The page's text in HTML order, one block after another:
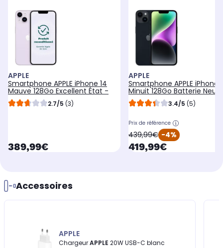
APPLE
Smartphone APPLE iPhone 14
Mauve 128Go Excellent État -
2.7/5 (3)
currentPrice
389,99€
APPLE
Smartphone APPLE iPhone
Minuit 128Go Batterie
3.4/5 (5)
Prix de référence
oldPrice
439,99€ -4%
currentPrice
419,99€
Accessoires
APPLE
ChargeurAPPLE 20W USB-C blanc